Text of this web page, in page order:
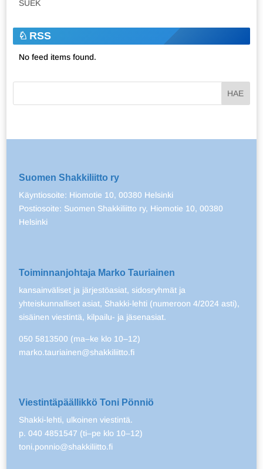
SUEK
RSS
No feed items found.
Suomen Shakkiliitto ry
Käyntiosoite: Hiomotie 10, 00380 Helsinki
Postiosoite: Suomen Shakkiliitto ry, Hiomotie 10, 00380
Helsinki
Toiminnanjohtaja Marko Tauriainen
kansainväliset ja järjestöasiat, sidosryhmät ja
yhteiskunnalliset asiat, Shakki-lehti (numeroon 4/2024 asti),
sisäinen viestintä, kilpailu- ja jäsenasiat.
050 5813500 (ma–ke klo 10–12)
marko.tauriainen@shakkiliitto.fi
Viestintäpäällikkö Toni Pönniö
Shakki-lehti, ulkoinen viestintä.
p. 040 4851547 (ti–pe klo 10–12)
toni.ponnio@shakkiliitto.fi